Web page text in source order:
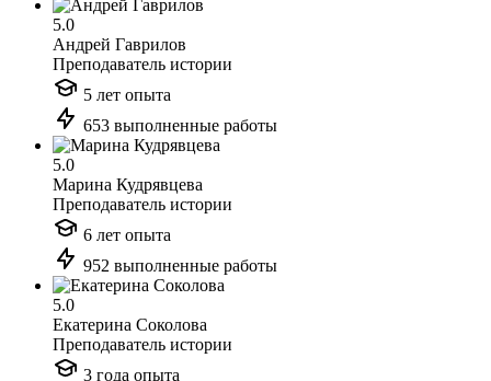
5.0
Андрей Гаврилов
Преподаватель истории
5 лет опыта
653 выполненные работы
5.0
Марина Кудрявцева
Преподаватель истории
6 лет опыта
952 выполненные работы
5.0
Екатерина Соколова
Преподаватель истории
3 года опыта